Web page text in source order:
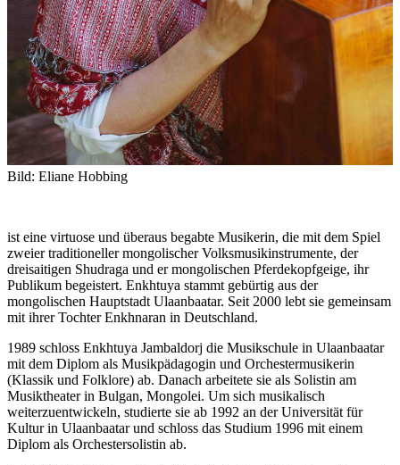
Bild: Eliane Hobbing
ist eine virtuose und überaus begabte Musikerin, die mit dem Spiel
zweier traditioneller mongolischer Volksmusikinstrumente, der
dreisaitigen Shudraga und er mongolischen Pferdekopfgeige, ihr
Publikum begeistert. Enkhtuya stammt gebürtig aus der
mongolischen Hauptstadt Ulaanbaatar. Seit 2000 lebt sie gemeinsam
mit ihrer Tochter Enkhnaran in Deutschland.
1989 schloss Enkhtuya Jambaldorj die Musikschule in Ulaanbaatar
mit dem Diplom als Musikpädagogin und Orchestermusikerin
(Klassik und Folklore) ab. Danach arbeitete sie als Solistin am
Musiktheater in Bulgan, Mongolei. Um sich musikalisch
weiterzuentwickeln, studierte sie ab 1992 an der Universität für
Kultur in Ulaanbaatar und schloss das Studium 1996 mit einem
Diplom als Orchestersolistin ab.